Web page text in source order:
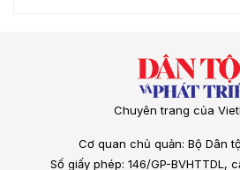
Chuyên trang của
Cơ quan chủ quản: Bộ Dân
Số giấy phép: 146/GP-BVHTTDL,